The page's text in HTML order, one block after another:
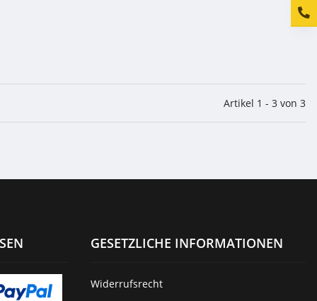
Artikel 1 - 3 von 3
GESETZLICHE INFORMATIONEN
Widerrufsrecht